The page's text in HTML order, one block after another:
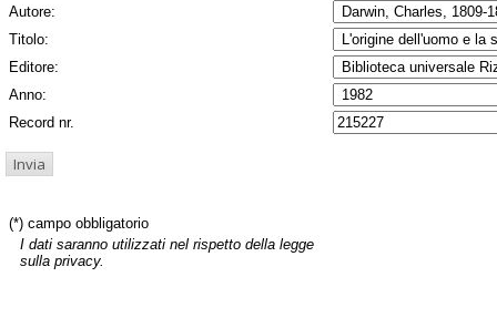
Autore:
Titolo:
Editore:
Anno:
Record nr.
(*) campo obbligatorio
I dati saranno utilizzati nel rispetto della legge
sulla privacy.